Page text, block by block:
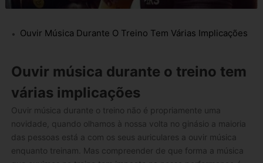
Ouvir Música Durante O Treino Tem Várias Implicações
Ouvir música durante o treino tem
várias implicações
Ouvir música durante o treino não é propriamente uma
novidade, quando olhamos à nossa volta no ginásio a maioria
das pessoas está a com os seus auriculares a ouvir música
enquanto treinam. Mas compreender de que forma a música